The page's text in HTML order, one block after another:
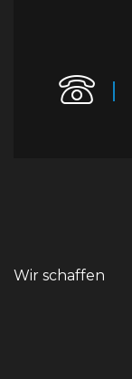
Wir schaffen